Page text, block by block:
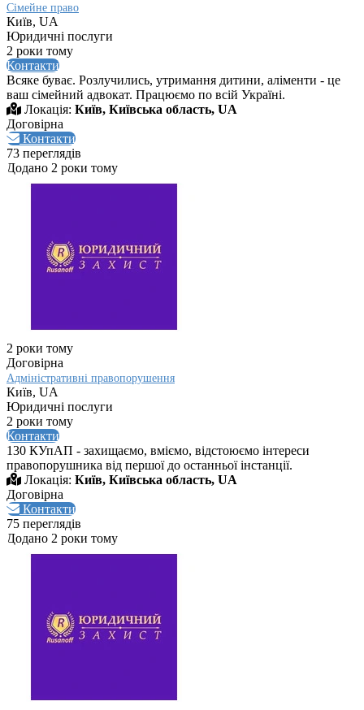
Сімейне право
Київ, UA
Юридичні послуги
2 роки тому
Контакти
Всяке буває. Розлучились, утримання дитини, аліменти - це
ваш сімейний адвокат. Працюємо по всій Україні.
Локація: Київ, Київська область, UA
Договірна
Контакти
73 переглядів
Додано 2 роки тому
2 роки тому
Договірна
Адміністративні правопорушення
Київ, UA
Юридичні послуги
2 роки тому
Контакти
130 КУпАП - захищаємо, вміємо, відстоюємо інтереси
правопорушника від першої до останньої інстанції.
Локація: Київ, Київська область, UA
Договірна
Контакти
75 переглядів
Додано 2 роки тому